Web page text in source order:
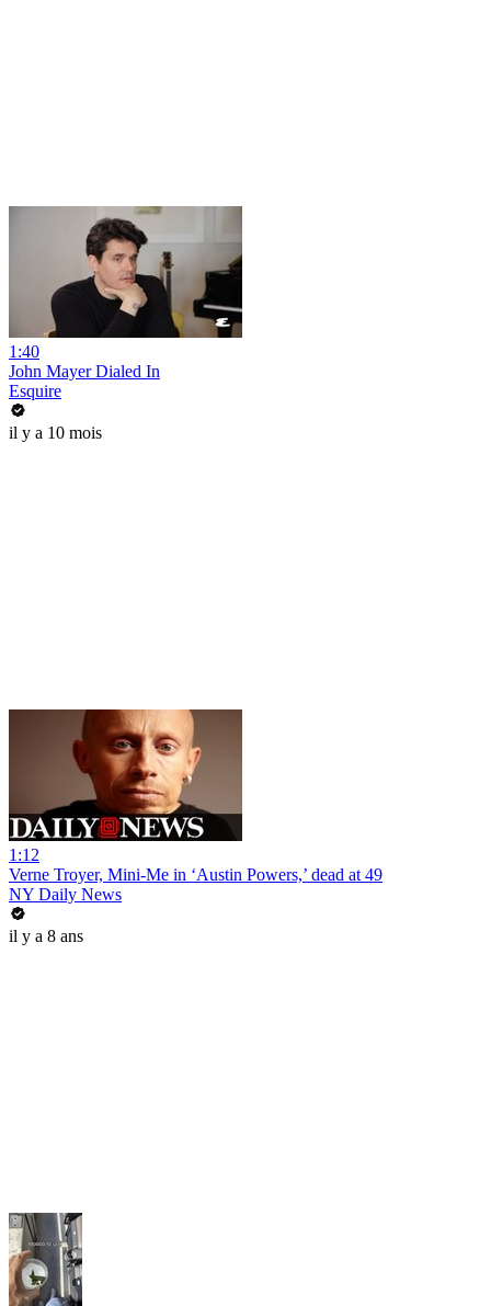
1:40
John Mayer Dialed In
Esquire
il y a 10 mois
1:12
Verne Troyer, Mini-Me in ‘Austin Powers,’ dead at 49
NY Daily News
il y a 8 ans